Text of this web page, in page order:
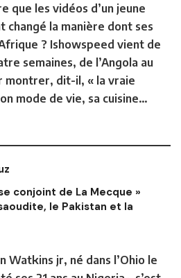
que les vidéos d’un jeune
changé la manière dont ses
? Ishowspeed vient de
semaines, de l’Angola au
montrer, dit-il, « la vraie
mode de vie, sa cuisine…
conjoint de La Mecque »
le Pakistan et la
Watkins jr, né dans l’Ohio le